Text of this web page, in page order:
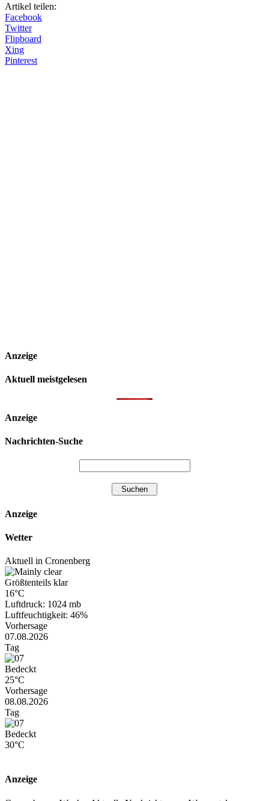
Artikel teilen:
Facebook
Twitter
Flipboard
Xing
Pinterest
Anzeige
Aktuell meistgelesen
Anzeige
Nachrichten-Suche
Anzeige
Wetter
Aktuell in Cronenberg
Größtenteils klar
16°C
Luftdruck: 1024 mb
Luftfeuchtigkeit: 46%
Vorhersage
07.08.2026
Tag
Bedeckt
25°C
Vorhersage
08.08.2026
Tag
Bedeckt
30°C
Anzeige